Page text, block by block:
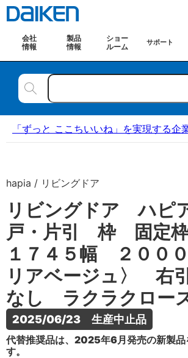
会社
情報
製品
情報
ショー
ルーム
サポート
「ずっと ここちいいね」を実現する
hapia / リビングドア
リビングドア ハピ
戸・片引 枠 固定
１７４５幅 ２００
リアベージュ〉 右
なし ラクラクロー
2025/06/23　生産中止品
代替推奨品は、2025年6月発売の新製品
す。